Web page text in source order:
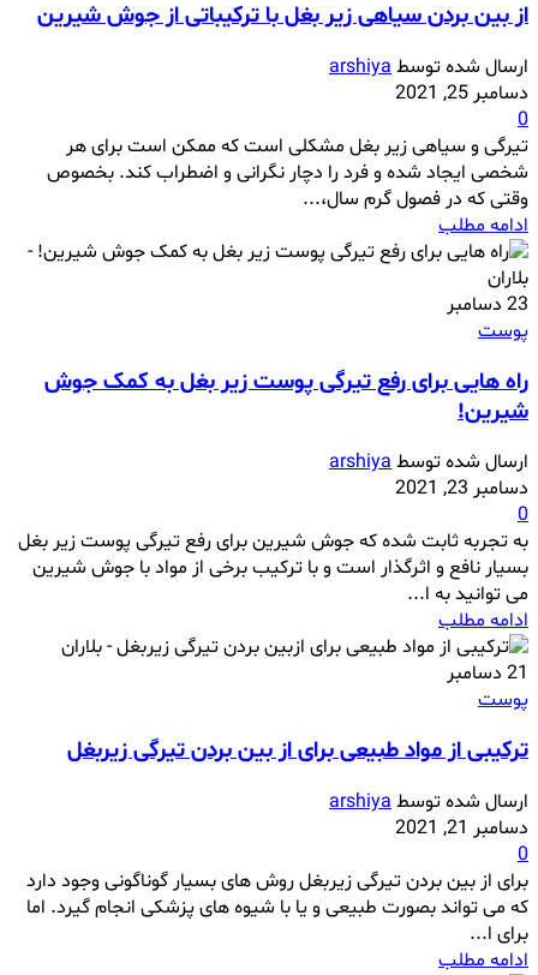
از بین بردن سیاهی زیر بغل با ترکیباتی از جوش شیرین
ارسال شده توسطarshiya
دسامبر 25, 2021
0
تیرگی و سیاهی زیر بغل مشکلی است که ممکن است برای هر
شخصی ایجاد شده و فرد را دچار نگرانی و اضطراب کند. بخصوص
وقتی که در فصول گرم سال،...
ادامه مطلب
23 دسامبر
پوست
راه هایی برای رفع تیرگی پوست زیر بغل به کمک جوش
شیرین!
ارسال شده توسطarshiya
دسامبر 23, 2021
0
به تجربه ثابت شده که جوش شیرین برای رفع تیرگی پوست زیر بغل
بسیار نافع و اثرگذار است و با ترکیب برخی از مواد با جوش شیرین
می توانید به ا...
ادامه مطلب
21 دسامبر
پوست
ترکیبی از مواد طبیعی برای از بین بردن تیرگی زیربغل
ارسال شده توسطarshiya
دسامبر 21, 2021
0
برای از بین بردن تیرگی زیربغل روش های بسیار گوناگونی وجود دارد
که می تواند بصورت طبیعی و یا با شیوه های پزشکی انجام گیرد. اما
برای ا...
ادامه مطلب